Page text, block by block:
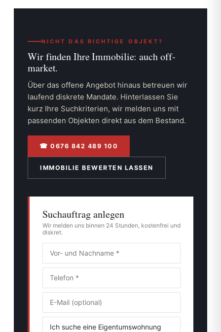
NICHT DAS RICHTIGE OBJEKT?
Wir finden Ihre Immobilie:auch off-
market.
Über das offene Angebot hinaus betreuen wir
laufend diskrete Mandate. Hinterlassen Sie
kurz Ihre Suchkriterien, wir melden uns mit
passenden Objekten direkt aus dem Bestand.
☎ 0676 842 489 100
IMMOBILIE BEWERTEN LASSEN
Suchauftrag anlegen
Wir melden uns binnen 24 Stunden, kostenfrei und
diskret.